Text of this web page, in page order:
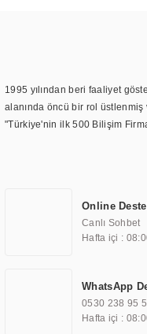
1995 yılından beri faaliyet
alanında öncü bir rol üstlenmiş
"Türkiye'nin ilk 500 Bilişim
TOCHI markası altında kendi
TOCHI; videowall, digital
ekran, asansör ekranı, digital
ekranları, endüstriyel ekranlar,
endüstriyel Panel PC, mini
gibi çözümleri 4.5" ile 110”
Online
Canlı Sohbet
Hafta içi :
WhatsApp
0530 238 95
Hafta içi :